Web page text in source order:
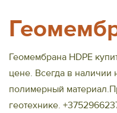
Геомембрана HDPE
цене. Всегда в
полимерный
геотехнике.